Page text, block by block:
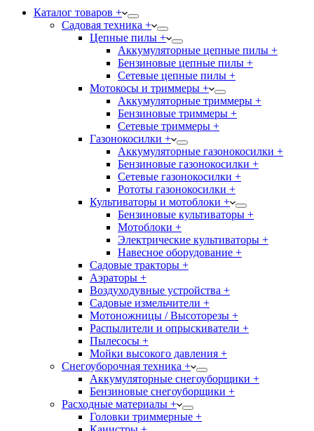
Каталог товаров +
Садовая техника +
Цепные пилы +
Аккумуляторные цепные пилы +
Бензиновые цепные пилы +
Сетевые цепные пилы +
Мотокосы и триммеры +
Аккумуляторные триммеры +
Бензиновые триммеры +
Сетевые триммеры +
Газонокосилки +
Аккумуляторные газонокосилки +
Бензиновые газонокосилки +
Сетевые газонокосилки +
Рототы газонокосилки +
Культиваторы и мотоблоки +
Бензиновые культиваторы +
Мотоблоки +
Электрические культиваторы +
Навесное оборудование +
Садовые тракторы +
Аэраторы +
Воздуходувные устройства +
Садовые измельчители +
Мотоножницы / Высоторезы +
Распылители и опрыскиватели +
Пылесосы +
Мойки высокого давления +
Снегоуборочная техника +
Аккумуляторные снегоуборщики +
Бензиновые снегоуборщики +
Расходные материалы +
Головки триммерные +